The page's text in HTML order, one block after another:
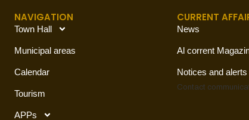
NAVIGATION
Town Hall
Municipal areas
Calendar
Tourism
APPs
CURRENT
News
Al corrent
Notices and alerts
Contact